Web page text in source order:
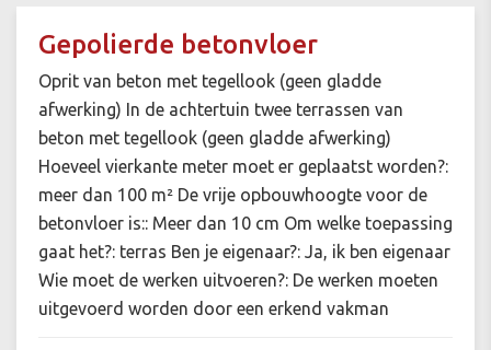
Gepolierde betonvloer
Oprit van beton met tegellook (geen gladde
afwerking) In de achtertuin twee terrassen van
beton met tegellook (geen gladde afwerking)
Hoeveel vierkante meter moet er geplaatst worden?:
meer dan 100 m² De vrije opbouwhoogte voor de
betonvloer is:: Meer dan 10 cm Om welke toepassing
gaat het?: terras Ben je eigenaar?: Ja, ik ben eigenaar
Wie moet de werken uitvoeren?: De werken moeten
uitgevoerd worden door een erkend vakman